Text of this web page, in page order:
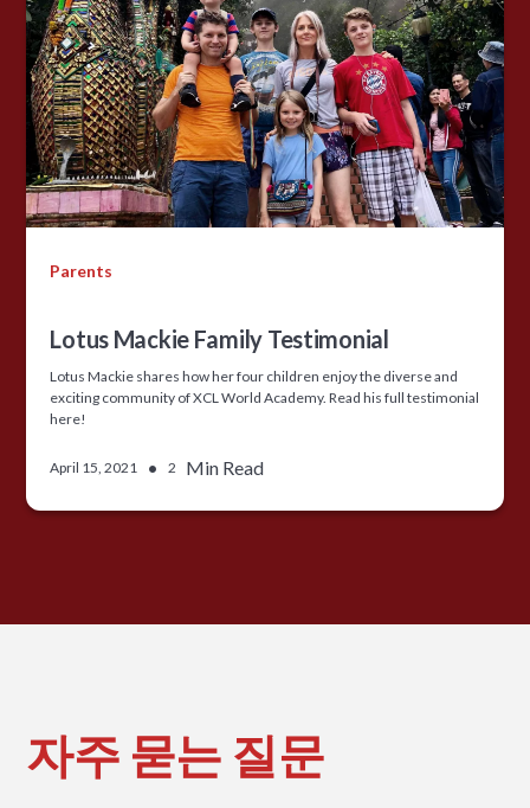
Parents
Lotus Mackie Family Testimonial
Lotus Mackie shares how her four children enjoy the diverse and
exciting community of XCL World Academy. Read his full testimonial
here!
April 15, 2021 • 2 Min Read
자주 묻는 질문